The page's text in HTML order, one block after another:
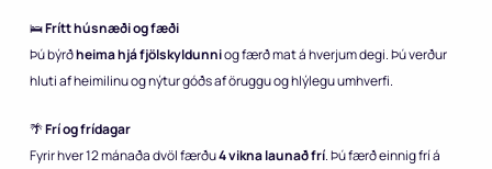
🛌Frítt húsnæði og fæði
Þú býrðheima hjá fjölskyldunniog færð mat á hverjum degi. Þú verður
hluti af heimilinu og nýtur góðs af öruggu og hlýlegu umhverfi.
🌴Frí og frídagar
Fyrir hver 12 mánaða dvöl færðu4 vikna launað frí. Þú færð einnig frí á